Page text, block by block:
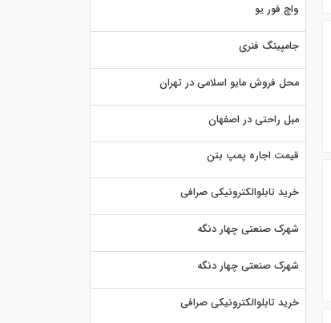
واچ فور یو
جامپینگ فنری
محل فروش مایو اسلامی در تهران
مبل راحتی در اصفهان
قیمت اجاره پمپ بتن
خرید تابلوالکترونیکی صرافی
شهرک صنعتی چهار دنگه
شهرک صنعتی چهار دنگه
خرید تابلوالکترونیکی صرافی